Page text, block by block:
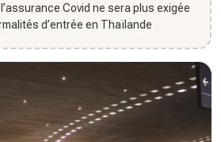
Covid ne sera plus exigée
d’entrée en Thaïlande